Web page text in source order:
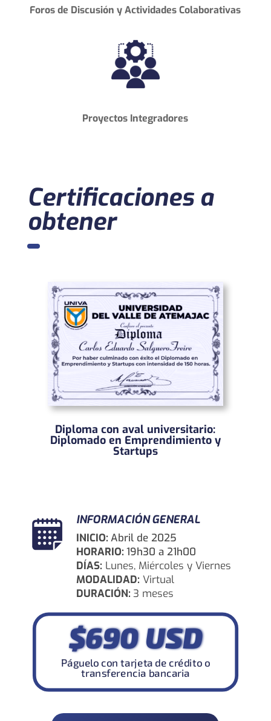
Foros de DiscusiónyActividades Colaborativas
Proyectos Integradores
Certificaciones a
obtener
Diploma con aval universitario:
Diplomado en Emprendimiento y
Startups
INFORMACIÓN GENERAL
INICIO: Abril de 2025
HORARIO: 19h30 a 21h00
DÍAS: Lunes, Miércoles y Viernes
MODALIDAD: Virtual
DURACIÓN: 3 meses
$690 USD
Páguelo con tarjeta de crédito o
transferencia bancaria